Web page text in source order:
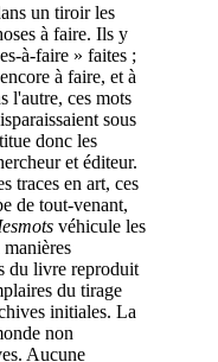
un tiroir les
à faire. Ils y
à-faire » faites ;
à faire, et à
l'autre, ces mots
sous
donc les
et éditeur.
traces en art, ces
de tout-venant,
véhicule les
du livre reproduit
du tirage
initiales. La
non
Aucune